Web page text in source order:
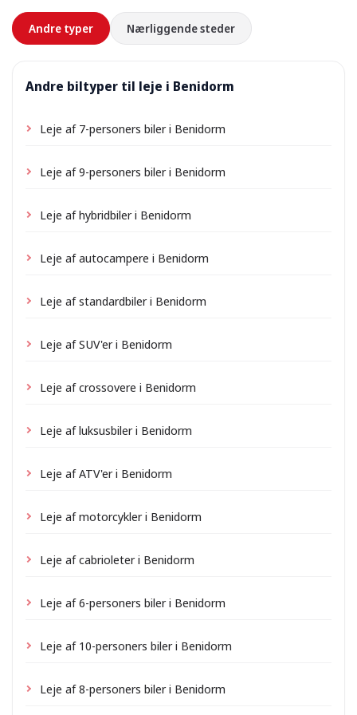
forhånd.
Andre typer Nærliggende steder
Andre biltyper til leje i Benidorm
Leje af 7-personers biler i Benidorm
Leje af 9-personers biler i Benidorm
Leje af hybridbiler i Benidorm
Leje af autocampere i Benidorm
Leje af standardbiler i Benidorm
Leje af SUV'er i Benidorm
Leje af crossovere i Benidorm
Leje af luksusbiler i Benidorm
Leje af ATV'er i Benidorm
Leje af motorcykler i Benidorm
Leje af cabrioleter i Benidorm
Leje af 6-personers biler i Benidorm
Leje af 10-personers biler i Benidorm
Leje af 8-personers biler i Benidorm